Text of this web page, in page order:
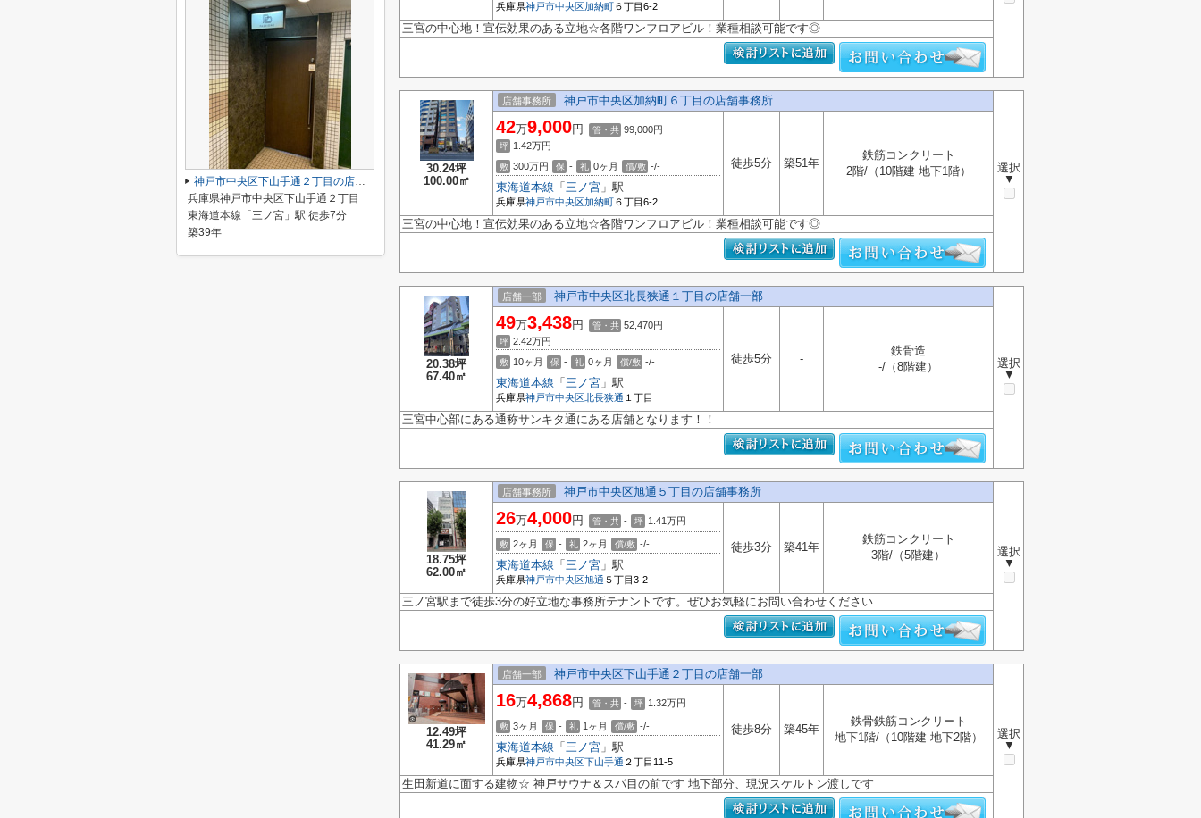
兵庫県神戸市中央区加納町 ６丁目6-2
三宮の中心地！宣伝効果のある立地☆各階ワンフロアビル！業種相談可能です◎
30.24坪
100.00㎡
店舗事務所 神戸市中央区加納町６丁目の店舗事務所
選択
▼
42万9,000円 管・共 99,000円
坪 1.42万円
敷 300万円 保 - 礼 0ヶ月 償/敷 -/-
東海道本線 「 三ノ宮 」駅
兵庫県神戸市中央区加納町 ６丁目6-2
徒歩5分 築51年
鉄筋コンクリート
2階/（10階建 地下1階）
三宮の中心地！宣伝効果のある立地☆各階ワンフロアビル！業種相談可能です◎
20.38坪
67.40㎡
店舗一部 神戸市中央区北長狭通１丁目の店舗一部
選択
▼
49万3,438円 管・共 52,470円
坪 2.42万円
敷 10ヶ月 保 - 礼 0ヶ月 償/敷 -/-
東海道本線 「 三ノ宮 」駅
兵庫県神戸市中央区北長狭通 １丁目
徒歩5分 -
鉄骨造
-/（8階建）
三宮中心部にある通称サンキタ通にある店舗となります！！
18.75坪
62.00㎡
店舗事務所 神戸市中央区旭通５丁目の店舗事務所
選択
▼
26万4,000円 管・共 - 坪 1.41 万円
敷 2ヶ月 保 - 礼 2ヶ月 償/敷 -/-
東海道本線 「 三ノ宮 」駅
兵庫県神戸市中央区旭通 ５丁目3-2
徒歩3分 築41年
鉄筋コンクリート
3階/（5階建）
三ノ宮駅まで徒歩3分の好立地な事務所テナントです。ぜひお気軽にお問い合わせください
12.49坪
41.29㎡
店舗一部 神戸市中央区下山手通２丁目の店舗一部
選択
▼
16万4,868円 管・共 - 坪 1.32万円
敷 3ヶ月 保 - 礼 1ヶ月 償/敷 -/-
東海道本線 「 三ノ宮 」駅
兵庫県神戸市中央区下山手通 ２丁目11-5
徒歩8分 築45年
鉄骨鉄筋コンクリート
地下1階/（10階建 地下2階）
生田新道に面する建物☆ 神戸サウナ＆スパ目の前です 地下部分、現況スケルトン渡しです
神戸市中央区下山手通２丁目の店舗一部
兵庫県神戸市中央区下山手通２丁目
東海道本線「三ノ宮」駅 徒歩7分
築39年